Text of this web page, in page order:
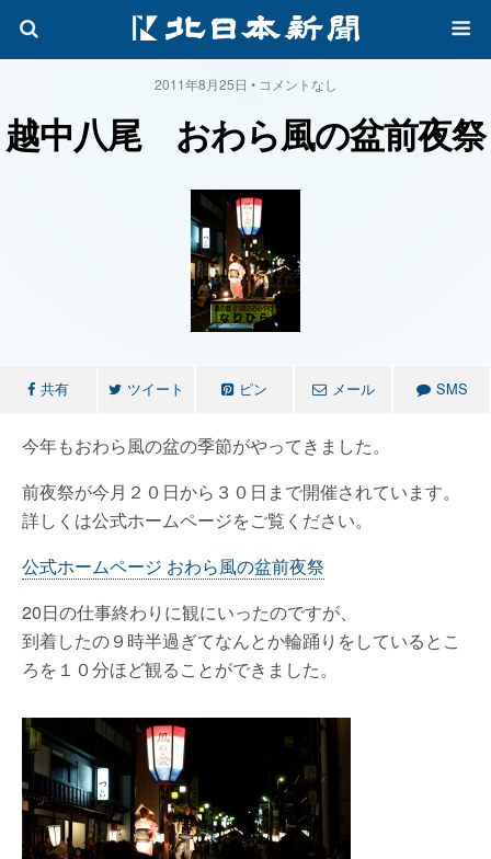
2011年8月25日 • コメントなし
越中八尾 おわら風の盆前夜祭
共有 ツイート ピン メール SMS
今年もおわら風の盆の季節がやってきました。
前夜祭が今月２０日から３０日まで開催されています。
詳しくは公式ホームページをご覧ください。
公式ホームページ おわら風の盆前夜祭
20日の仕事終わりに観にいったのですが、
到着したの９時半過ぎてなんとか輪踊りをしているとこ
ろを１０分ほど観ることができました。